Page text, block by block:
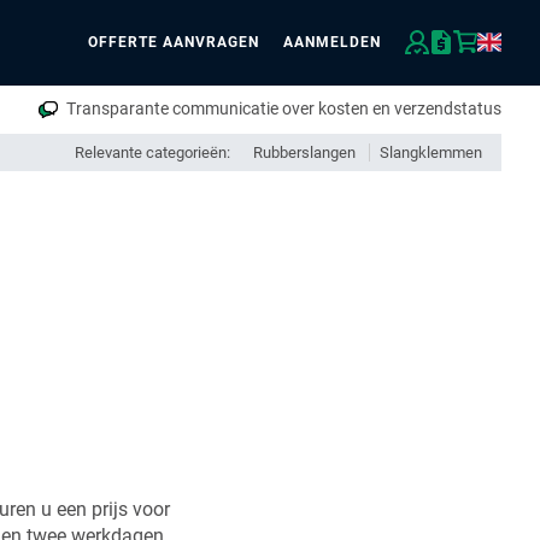
OFFERTE AANVRAGEN AANMELDEN
Transparante communicatie over kosten en verzendstatus
Relevante categorieën: Rubberslangen Slangklemmen
u een prijs voor